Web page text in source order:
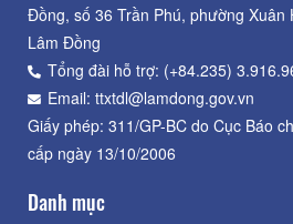
Đồng, số 36 Trần Phú, phường
Lâm Đồng
Tổng đài hỗ trợ: (+84.235)
Email: ttxtdl@lamdong.gov.vn
Giấy phép: 311/GP-BC do Cục Báo
cấp ngày 13/10/2006
Danh mục